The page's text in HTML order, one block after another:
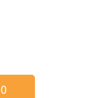
0